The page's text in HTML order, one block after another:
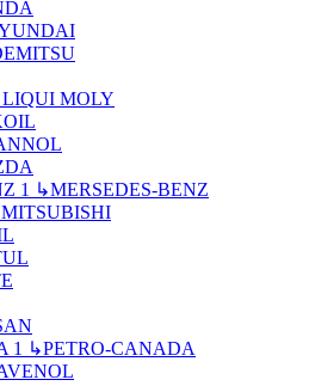
LIQUI MOLY
↳MERSEDES-BENZ
MITSUBISHI
↳PETRO-CANADA